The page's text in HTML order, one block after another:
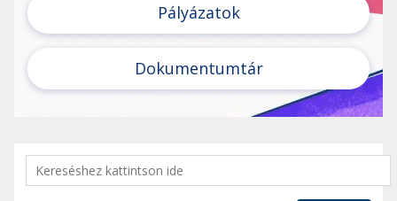
Pályázatok
Dokumentumtár